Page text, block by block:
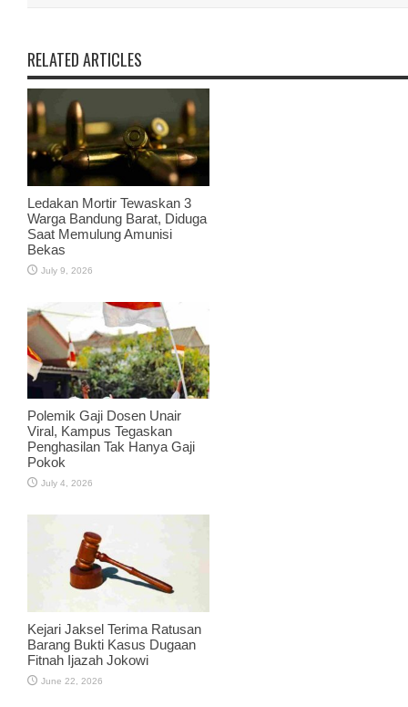
RELATED ARTICLES
Ledakan Mortir Tewaskan 3
Warga Bandung Barat, Diduga
Saat Memulung Amunisi
Bekas
July 9, 2026
Polemik Gaji Dosen Unair
Viral, Kampus Tegaskan
Penghasilan Tak Hanya Gaji
Pokok
July 4, 2026
Kejari Jaksel Terima Ratusan
Barang Bukti Kasus Dugaan
Fitnah Ijazah Jokowi
June 22, 2026